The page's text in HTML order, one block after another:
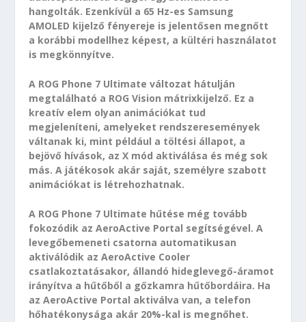
hangolták. Ezenkívül a 65 Hz-es Samsung
AMOLED kijelző fényereje is jelentősen megnőtt
a korábbi modellhez képest, a kültéri használatot
is megkönnyítve.
A ROG Phone 7 Ultimate változat hátulján
megtalálható a ROG Vision mátrixkijelző. Ez a
kreatív elem olyan animációkat tud
megjeleníteni, amelyeket rendszeresemények
váltanak ki, mint például a töltési állapot, a
bejövő hívások, az X mód aktiválása és még sok
más. A játékosok akár saját, személyre szabott
animációkat is létrehozhatnak.
A ROG Phone 7 Ultimate hűtése még tovább
fokozódik az AeroActive Portal segítségével. A
levegőbemeneti csatorna automatikusan
aktiválódik az AeroActive Cooler
csatlakoztatásakor, állandó hideglevegő-áramot
irányítva a hűtőből a gőzkamra hűtőbordáira. Ha
az AeroActive Portal aktiválva van, a telefon
hőhatékonysága akár 20%-kal is megnőhet.